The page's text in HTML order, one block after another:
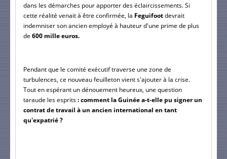
dans les démarches pour apporter des éclaircissements. Si
cette réalité venait à être confirmée, la Feguifoot devrait
indemniser son ancien employé à hauteur d'une prime de plus
de 600 mille euros.
Pendant que le comité exécutif traverse une zone de
turbulences, ce nouveau feuilleton vient s'ajouter à la crise.
Tout en espérant un dénouement heureux, une question
taraude les esprits : comment la Guinée a-t-elle pu signer un
contrat de travail à un ancien international en tant
qu'expatrié ?